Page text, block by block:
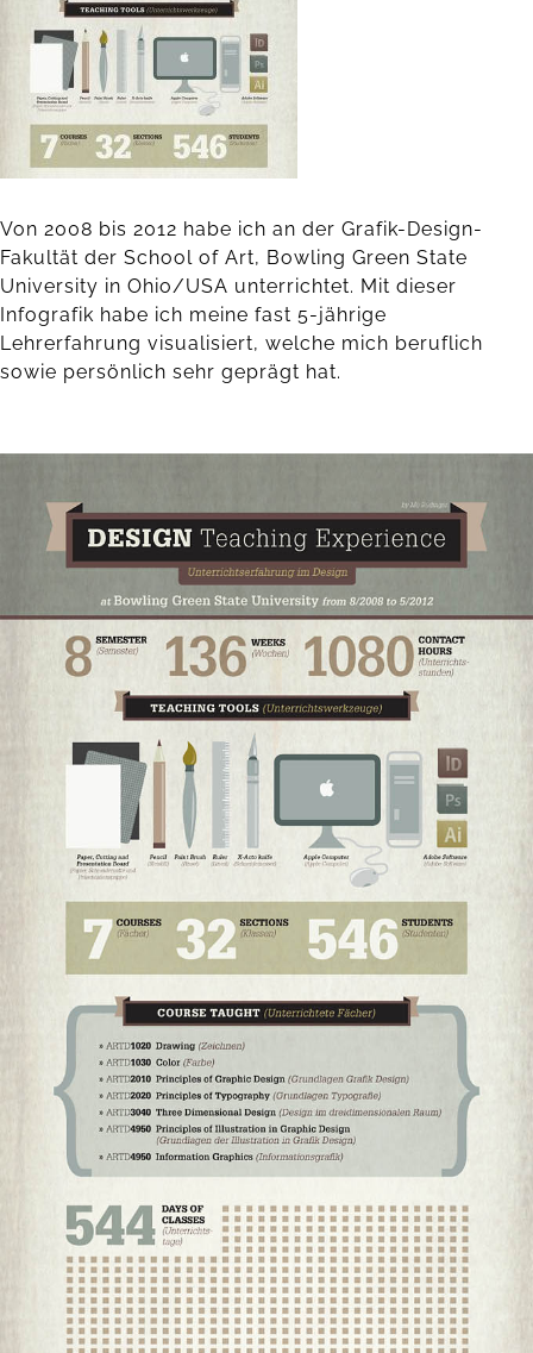
Von 2008 bis 2012 habe ich an der Grafik-Design-
Fakultät der School of Art, Bowling Green State
University in Ohio/USA unterrichtet. Mit dieser
Infografik habe ich meine fast 5-jährige
Lehrerfahrung visualisiert, welche mich beruflich
sowie persönlich sehr geprägt hat.